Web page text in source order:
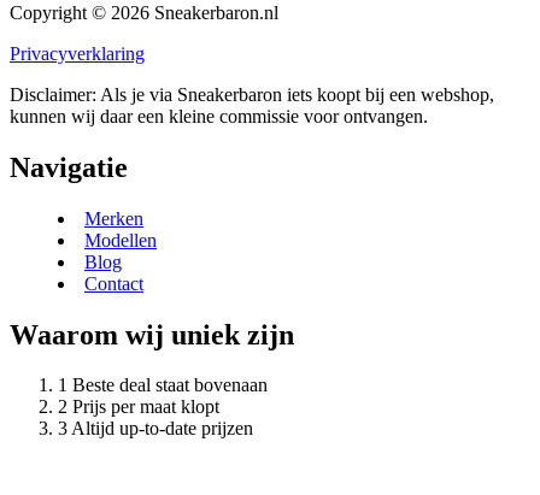
Copyright © 2026 Sneakerbaron.nl
Privacyverklaring
Disclaimer: Als je via Sneakerbaron iets koopt bij een webshop,
kunnen wij daar een kleine commissie voor ontvangen.
Navigatie
Merken
Modellen
Blog
Contact
Waarom wij uniek zijn
Beste deal staat bovenaan
Prijs per maat klopt
Altijd up-to-date prijzen